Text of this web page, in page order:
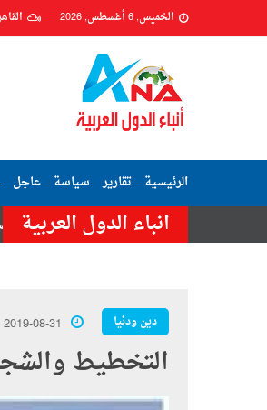
الخميس, 6 أغسطس, 2026
الرئيسية تقارير سياسة عاجل
انباء الدول العربية
هزة أرضية تضرب مصر.. وشعور بها
دين ودنيا 2019-08-31
التخطيط